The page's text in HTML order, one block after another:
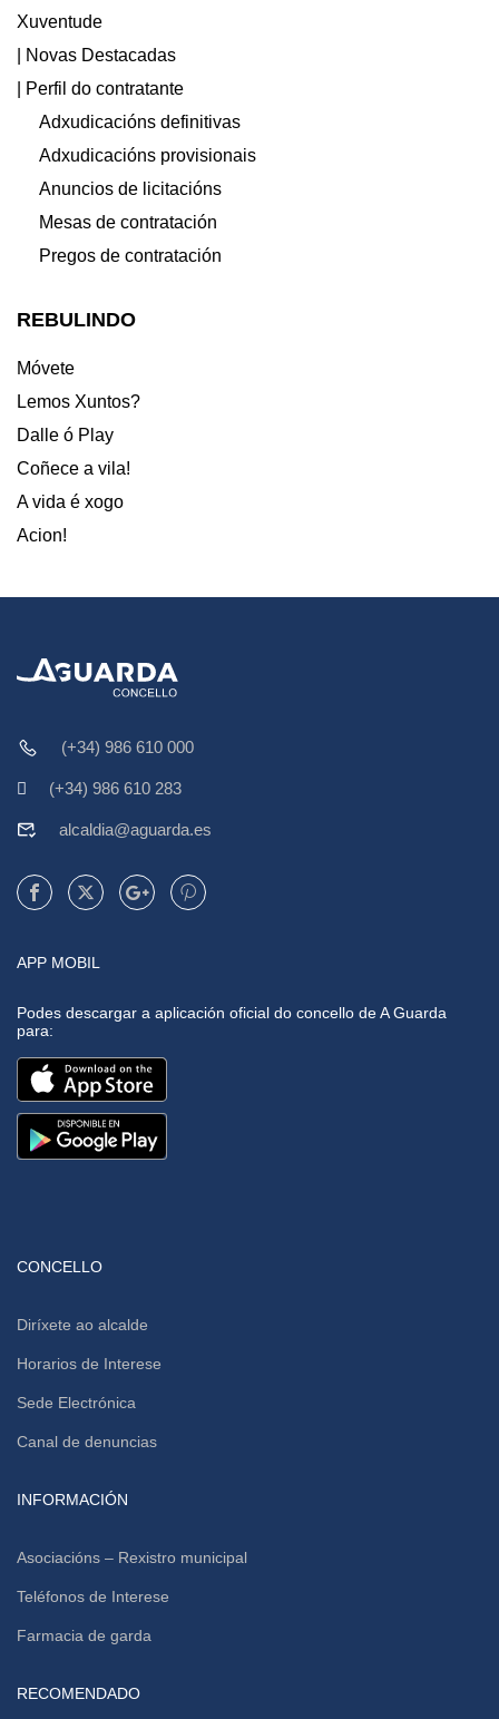
Xuventude
| Novas Destacadas
| Perfil do contratante
Adxudicacións definitivas
Adxudicacións provisionais
Anuncios de licitacións
Mesas de contratación
Pregos de contratación
REBULINDO
Móvete
Lemos Xuntos?
Dalle ó Play
Coñece a vila!
A vida é xogo
Acion!
(+34) 986 610 000
(+34) 986 610 283
alcaldia@aguarda.es
APP MOBIL
Podes descargar a aplicación oficial do concello de A Guarda
para:
CONCELLO
Diríxete ao alcalde
Horarios de Interese
Sede Electrónica
Canal de denuncias
INFORMACIÓN
Asociacións – Rexistro municipal
Teléfonos de Interese
Farmacia de garda
RECOMENDADO